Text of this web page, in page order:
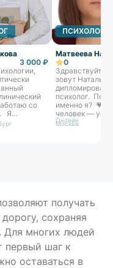
3 000 ₽
со
Я
ПСИХОЛОГ
Матвеева
0
Здравствуйте,
зовут Наталья.
психолог.
именно я?
человек —
поэтому
глубина, опора
и на живой
человеком. Это
модный тренд,
осознанный
выбор.
Онлайн
Москва
получать
сохраняя
Для многих людей
первый шаг к
оставаться в